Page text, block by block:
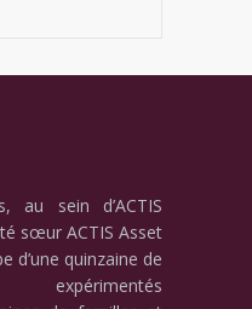
au sein d’ACTIS
sœur ACTIS Asset
d’une quinzaine de
expérimentés